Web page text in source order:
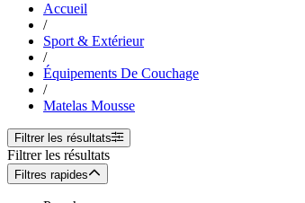
Accueil
/
Sport & Extérieur
/
Équipements De Couchage
/
Matelas Mousse
Filtrer les résultats
Filtrer les résultats
Filtres rapides